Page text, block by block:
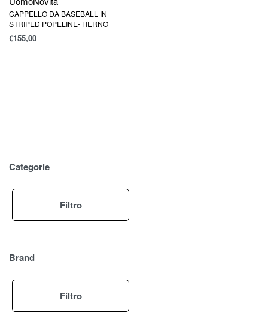
CAPPELLO DA BASEBALL IN
STRIPED POPELINE- HERNO
€155,00
Categorie
Filtro
Brand
Filtro